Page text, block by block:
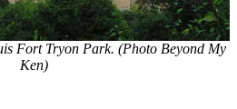
Fort Tryon Park. (Photo Beyond My
Ken)